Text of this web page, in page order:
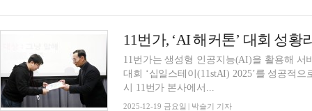
11번가, ‘AI 해커톤’ 대회 성황
11번가는 생성형 인공지능(AI)을 활용해
대회 ‘십일스테이(11stAI) 2025’를 성공적으로 개최했다
시 11번가 본사에서...
2025-12-19 금요일 | 박슬기 기자